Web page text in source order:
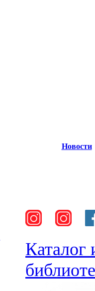
Новости
Каталог